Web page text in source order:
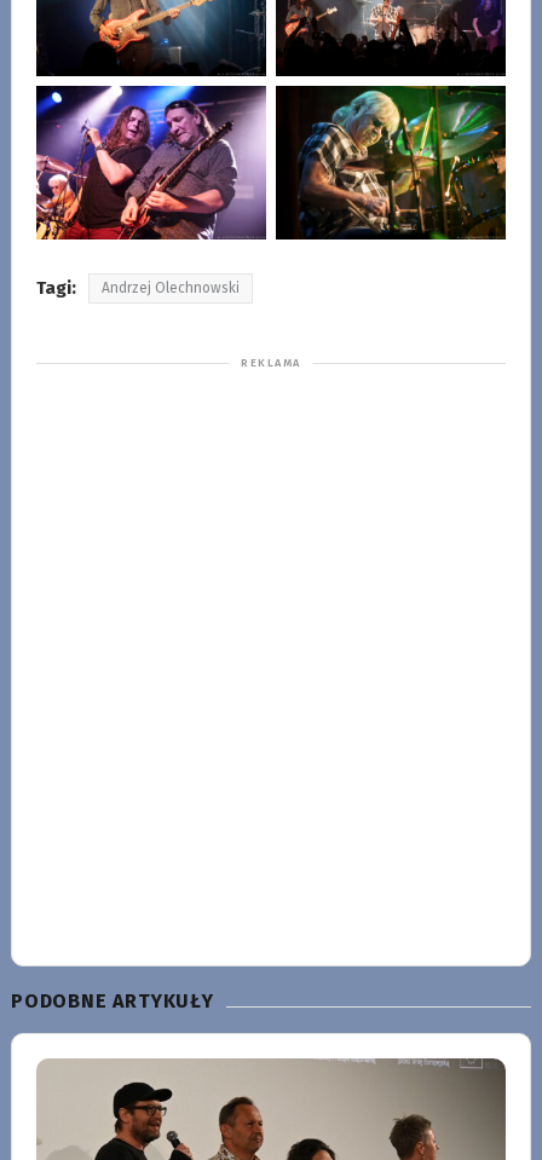
Tagi: Andrzej Olechnowski
PODOBNE ARTYKUŁY